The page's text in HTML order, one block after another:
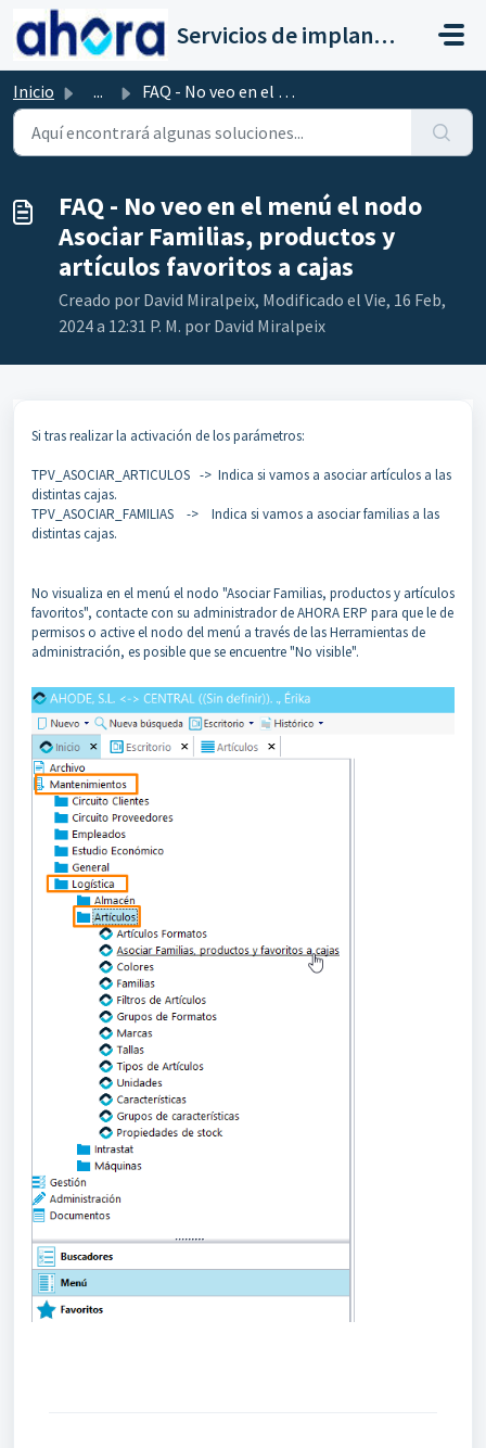
Saltar al contenido principal
Servicios de implantación a clientes de Ahora
Inicio ... FAQ - No veo en el menú el nodo Asociar Familias, product...
FAQ - No veo en el menú el nodo
Asociar Familias, productos y
artículos favoritos a cajas
Creado por David Miralpeix, Modificado el Vie, 16 Feb,
2024 a 12:31 P. M. por David Miralpeix
Si tras realizar la activación de los parámetros:
TPV_ASOCIAR_ARTICULOS -> Indica si vamos a asociar artículos a las
distintas cajas.
TPV_ASOCIAR_FAMILIAS -> Indica si vamos a asociar familias a las
distintas cajas.
No visualiza en el menú el nodo "Asociar Familias, productos y artículos
favoritos", contacte con su administrador de AHORA ERP para que le de
permisos o active el nodo del menú a través de las Herramientas de
administración, es posible que se encuentre "No visible".